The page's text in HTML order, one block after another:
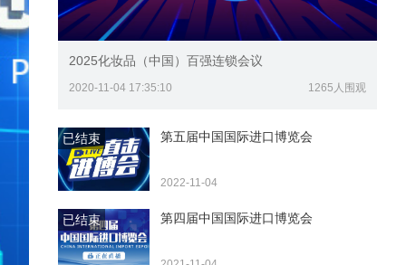
2025化妆品（中国）百强连锁会议
2020-11-04 17:35:10 1265人围观
已结束 第五届中国国际进口博览会
2022-11-04
已结束 第四届中国国际进口博览会